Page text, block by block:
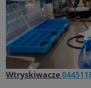
Wtryskiwacze